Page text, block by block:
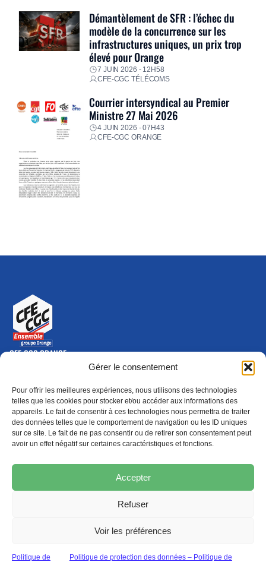
Gérer le consentement
Pour offrir les meilleures expériences, nous utilisons des technologies
telles que les cookies pour stocker et/ou accéder aux informations des
appareils. Le fait de consentir à ces technologies nous permettra de traiter
des données telles que le comportement de navigation ou les ID uniques
sur ce site. Le fait de ne pas consentir ou de retirer son consentement peut
avoir un effet négatif sur certaines caractéristiques et fonctions.
Accepter
Refuser
Voir les préférences
Politique de Politique de protection des données – Politique de
Démantèlement de SFR : l’échec du
modèle de la concurrence sur les
infrastructures uniques, un prix trop
élevé pour Orange
7 JUIN 2026 - 12H58
CFE-CGC TÉLÉCOMS
Courrier intersyndical au Premier
Ministre 27 Mai 2026
4 JUIN 2026 - 07H43
CFE-CGC ORANGE
CFE-CGC ORANGE
10-12 rue Saint Amand, 75015 Paris Cedex 15
Nous contacter
01 46 79 28 74
S'ABONNER(NOUVELLE FENÊTRE)
ADHÉRER
Épargne
(nouvelle fenêtre) Formation
(nouvelle fenêtre)
POLITIQUE DE COOKIES